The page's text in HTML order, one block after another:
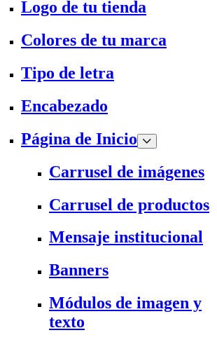
Logo de tu tienda
Colores de tu marca
Tipo de letra
Encabezado
Página de Inicio
Carrusel de imágenes
Carrusel de productos
Mensaje institucional
Banners
Módulos de imagen y
texto